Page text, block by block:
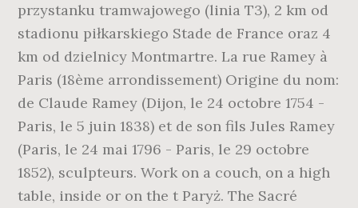
przystanku tramwajowego (linia T3), 2 km od
stadionu piłkarskiego Stade de France oraz 4
km od dzielnicy Montmartre. La rue Ramey à
Paris (18ème arrondissement) Origine du nom:
de Claude Ramey (Dijon, le 24 octobre 1754 -
Paris, le 5 juin 1838) et de son fils Jules Ramey
(Paris, le 24 mai 1796 - Paris, le 29 octobre
1852), sculpteurs. Work on a couch, on a high
table, inside or on the t Paryż. The Sacré